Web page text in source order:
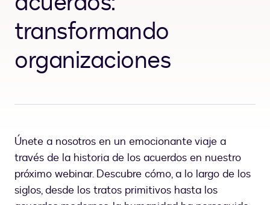
transformando
organizaciones
Únete a nosotros en un emocionante viaje a
través de la historia de los acuerdos en nuestro
próximo webinar. Descubre cómo, a lo largo de los
siglos, desde los tratos primitivos hasta los